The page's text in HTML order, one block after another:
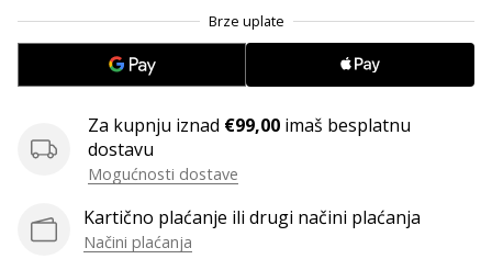
Obožavaš
poput
Pridruži
nam
kao
brend
Za kupnju iznad €99,00 imaš besplatnu
dostavu
Mogućnosti dostave
Kartično plaćanje ili drugi načini plaćanja
Načini plaćanja